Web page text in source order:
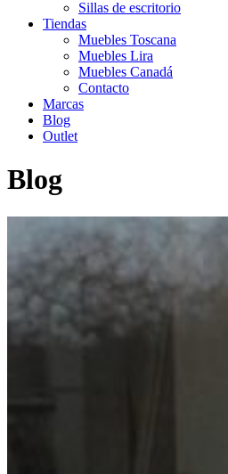
Sillas de escritorio
Tiendas
Muebles Toscana
Muebles Lira
Muebles Canadá
Contacto
Marcas
Blog
Outlet
Blog
Las claves para encontrar los